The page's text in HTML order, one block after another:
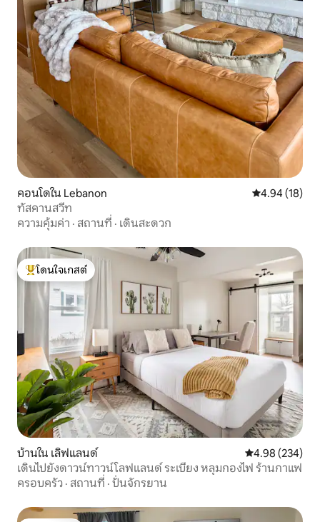
คอนโดใน Lebanon คะแนนเฉลี่ย
4.94 (18)
ทัสคานสวีท
ความคุ้มค่า · สถานที่ · เดินสะดวก
โดนใจเกสต์ที่สุด
โดนใจเกสต์
บ้านใน เลิฟแลนด์ คะแนนเฉลี่ย
4.98 (234)
เดินไปยังดาวน์ทาวน์โลฟแลนด์ ระเบียง หลุมกองไฟ ร้านกาแฟ
ครอบครัว · สถานที่ · ปั่นจักรยาน